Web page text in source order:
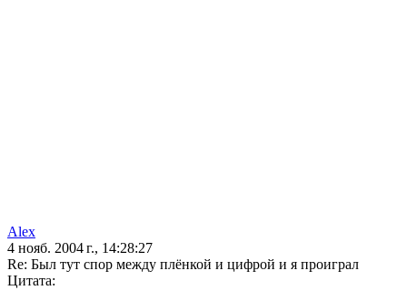
Alex
4 нояб. 2004 г., 14:28:27
Re: Был тут спор между плёнкой и цифрой и я проиграл
Цитата: